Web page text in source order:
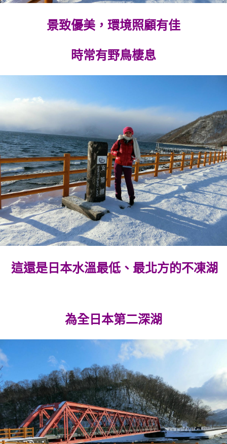
景致優美，環境照顧有佳
時常有野鳥棲息
這還是日本水溫最低、最北方的不凍湖
為全日本第二深湖